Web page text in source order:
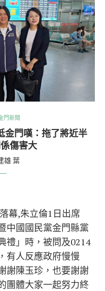
門新聞
金門嘆：拖了將近半
傷害大
雄 葉
幕,朱立倫1日出席
中國國民黨金門縣黨
禮」時，被問及0214
有人反應政府慢慢
謝陳玉珍，也要謝謝
團體大家一起努力終